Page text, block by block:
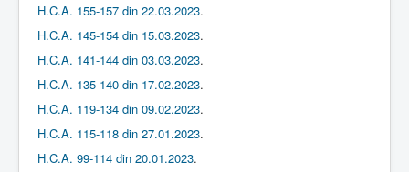
H.C.A. 155-157 din 22.03.2023.
H.C.A. 145-154 din 15.03.2023.
H.C.A. 141-144 din 03.03.2023.
H.C.A. 135-140 din 17.02.2023.
H.C.A. 119-134 din 09.02.2023.
H.C.A. 115-118 din 27.01.2023.
H.C.A. 99-114 din 20.01.2023.